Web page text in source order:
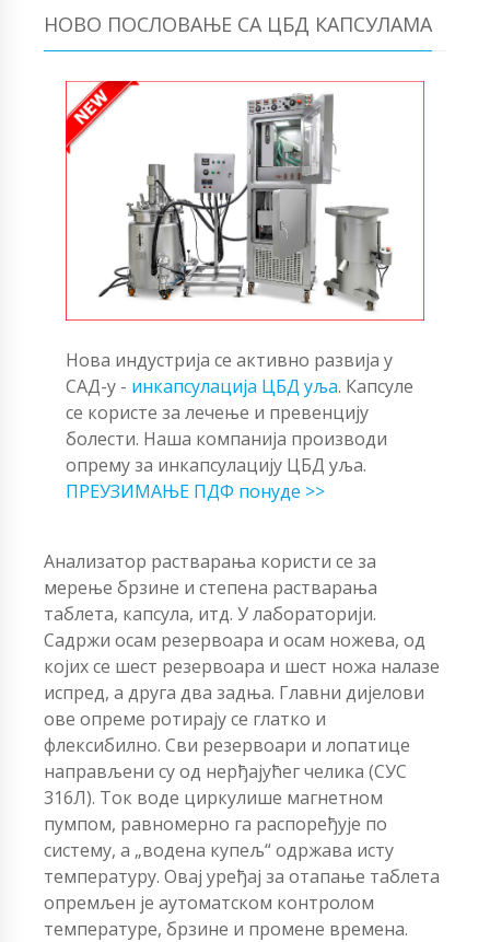
НОВО ПОСЛОВАЊЕ СА ЦБД КАПСУЛАМА
Нова индустрија се активно развија у
САД-у - инкапсулација ЦБД уља. Капсуле
се користе за лечење и превенцију
болести. Наша компанија производи
опрему за инкапсулацију ЦБД уља.
ПРЕУЗИМАЊЕ ПДФ понуде >>
Анализатор растварања користи се за
мерење брзине и степена растварања
таблета, капсула, итд. У лабораторији.
Садржи осам резервоара и осам ножева, од
којих се шест резервоара и шест ножа налазе
испред, а друга два задња. Главни дијелови
ове опреме ротирају се глатко и
флексибилно. Сви резервоари и лопатице
направљени су од нерђајућег челика (СУС
316Л). Ток воде циркулише магнетном
пумпом, равномерно га распоређује по
систему, а „водена купељ“ одржава исту
температуру. Овај уређај за отапање таблета
опремљен је аутоматском контролом
температуре, брзине и промене времена.